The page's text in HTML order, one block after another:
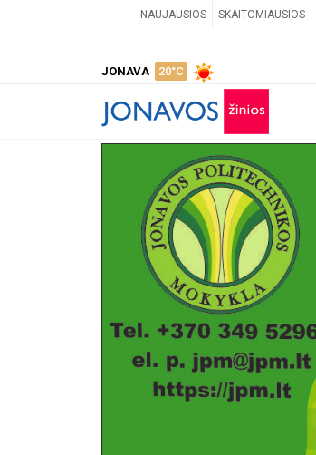
NAUJAUSIOS SKAITOMIAUSIOS
JONAVA 20°C